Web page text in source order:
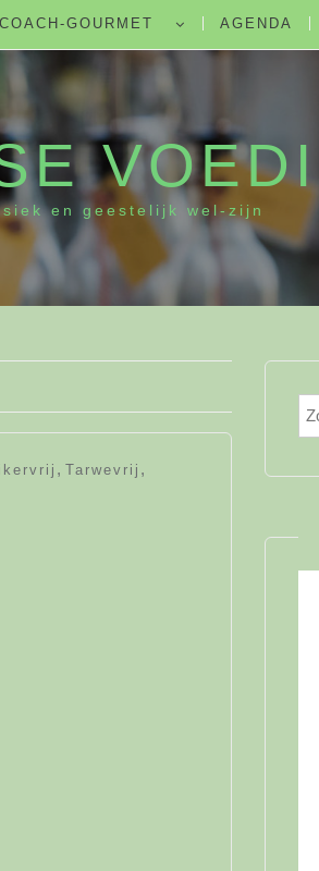
COACH-GOURMET AGENDA
en geestelijk wel-zijn
, Tarwevrij ,